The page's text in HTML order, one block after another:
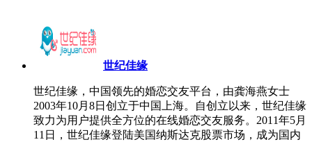
世纪佳缘
世纪佳缘，中国领先的婚恋交友平台，由龚海燕女士
2003年10月8日创立于中国上海。自创立以来，世纪佳缘
致力为用户提供全方位的在线婚恋交友服务。2011年5月
11日，世纪佳缘登陆美国纳斯达克股票市场，成为国内